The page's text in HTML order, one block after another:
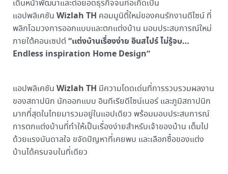
เดินหน้าพัฒนาและต่อยอดธุรกิจจนก่อเกิดเป็น
แอปพลิเคชัน Wizlah TH คอมมูนิตี้ใหม่ของคนรักงานดีไซน์ ที่
พลิกโฉมวงการออกแบบและตกแต่งบ้าน มอบประสบการณ์ใหม่
ภายใต้คอนเซปต์“เเต่งบ้านเรื่องง่าย อินสไปร์ ไม่รู้จบ…
Endless inspiration Home Design”
แอปพลิเคชัน Wizlah TH มีความโดดเด่นที่การรวบรวมผลงาน
ของสถาปนิก นักออกแบบ อินทีเรียดีไซน์เนอร์ และภูมิสถาปนิก
มากที่สุดในไทยมารวมอยู่ในแอปเดียว พร้อมมอบประสบการณ์
การตกแต่งบ้านที่ทำให้เป็นเรื่องง่ายสำหรับเจ้าของบ้าน เต็มไป
ด้วยแรงบันดาลใจ ขจัดปัญหาที่เคยพบ และเลือกซื้อของแต่ง
บ้านได้ครบจบในที่เดียว